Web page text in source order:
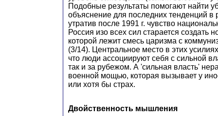
Подобные результаты помогают найти
объяснение для последних тенденций в
утратив после 1991 г. чувство
Россия изо всех сил старается создать
которой лежит смесь царизма с
(3/14). Центральное место в этих
что люди ассоциируют себя с сильной
так и за рубежом. А 'сильная власть'
военной мощью, которая вызывает у
или хотя бы страх.
Двойственность мышления